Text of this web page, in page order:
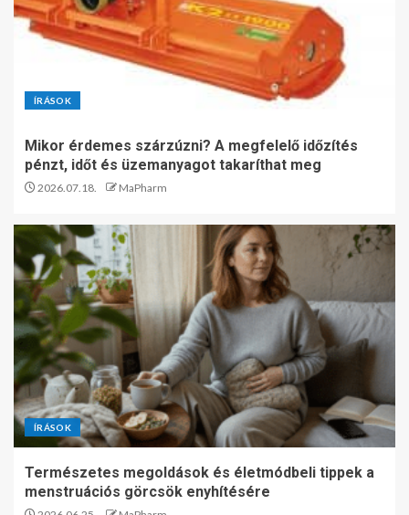
ÍRÁSOK
Mikor érdemes szárzúzni? A megfelelő időzítés
pénzt, időt és üzemanyagot takaríthat meg
2026.07.18. MaPharm
ÍRÁSOK
Természetes megoldások és életmódbeli tippek a
menstruációs görcsök enyhítésére